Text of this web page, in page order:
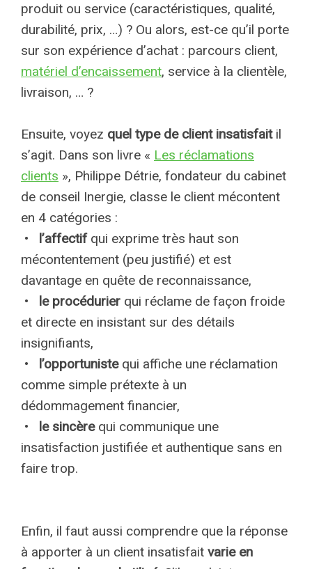
produit ou service (caractéristiques, qualité,
durabilité, prix, …) ? Ou alors, est-ce qu’il porte
sur son expérience d’achat : parcours client,
matériel d’encaissement, service à la clientèle,
livraison, … ?
Ensuite, voyez quel type de client insatisfaitil
s’agit. Dans son livre « Les réclamations
clients », Philippe Détrie, fondateur du cabinet
de conseil Inergie, classe le client mécontent
en 4 catégories :
• l’affectifqui exprime très haut son
mécontentement (peu justifié) et est
davantage en quête de reconnaissance,
• le procédurier qui réclame de façon froide
et directe en insistant sur des détails
insignifiants,
• l’opportunistequi affiche une réclamation
comme simple prétexte à un
dédommagement financier,
• le sincèrequi communique une
insatisfaction justifiée et authentique sans en
faire trop.
Enfin, il faut aussi comprendre que la réponse
à apporter à un client insatisfait varie en